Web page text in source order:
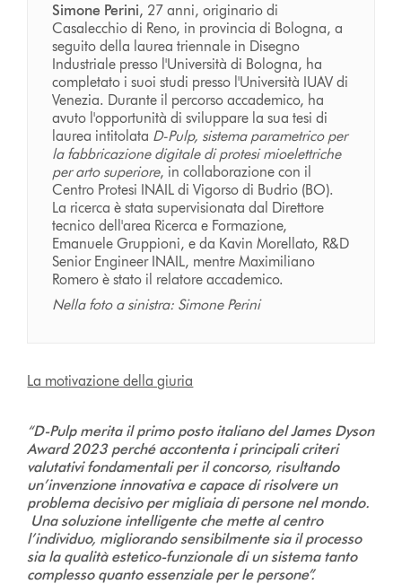
Simone Perini, 27 anni, originario di
Casalecchio di Reno, in provincia di Bologna, a
seguito della laurea triennale in Disegno
Industriale presso l'Università di Bologna, ha
completato i suoi studi presso l'Università IUAV di
Venezia. Durante il percorso accademico, ha
avuto l'opportunità di sviluppare la sua tesi di
laurea intitolata D-Pulp, sistema parametrico per
la fabbricazione digitale di protesi mioelettriche
per arto superiore, in collaborazione con il
Centro Protesi INAIL di Vigorso di Budrio (BO).
La ricerca è stata supervisionata dal Direttore
tecnico dell'area Ricerca e Formazione,
Emanuele Gruppioni, e da Kavin Morellato, R&D
Senior Engineer INAIL, mentre Maximiliano
Romero è stato il relatore accademico.
Nella foto a sinistra: Simone Perini
La motivazione della giuria
“D-Pulp merita il primo posto italiano del James Dyson
Award 2023 perché accontenta i principali criteri
valutativi fondamentali per il concorso, risultando
un’invenzione innovativa e capace di risolvere un
problema decisivo per migliaia di persone nel mondo.
Una soluzione intelligente che mette al centro
l’individuo, migliorando sensibilmente sia il processo
sia la qualità estetico-funzionale di un sistema tanto
complesso quanto essenziale per le persone”.